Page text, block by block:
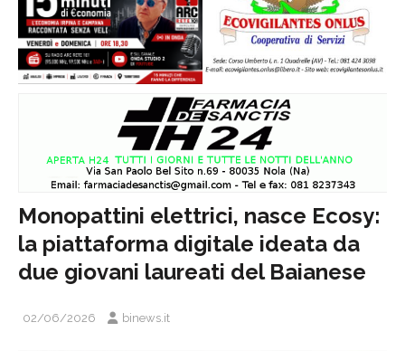
Monopattini elettrici, nasce Ecosy:
la piattaforma digitale ideata da
due giovani laureati del Baianese
02/06/2026 binews.it